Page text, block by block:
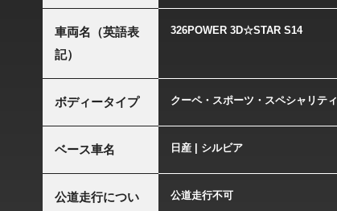
車両名（英語表
記）
326POWER 3D☆STAR S14
ボディータイプ クーペ・スポーツ・スペシャリティ
ベース車名 日産 | シルビア
公道走行につい
公道走行不可